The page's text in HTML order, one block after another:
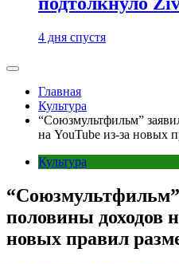
4 дня спустя
Главная
Культура
“Союзмультфильм”
на YouTube из-за новых
Культура
“Союзмультфильм”
половины доходов
новых правил